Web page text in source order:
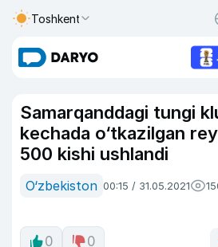
Toshkent
Samarqanddagi tungi
kechada o‘tkazilgan
500 kishi ushlandi
O‘zbekiston 00:15 / 31.05.2021
0 0